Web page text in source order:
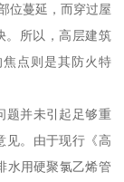
位蔓延，而穿过屋
。所以，高层建筑
点则是其防火特
题并未引起足够重
见。由于现行《高
水用硬聚氯乙烯管